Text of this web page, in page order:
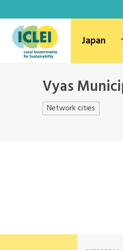
Japan
Africa Secretariat
Canada Office
East Asia Secretariat
Vyas
Network cities